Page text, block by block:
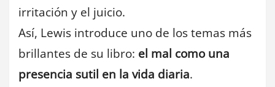
irritación y el juicio.
Así, Lewis introduce uno de los temas más
brillantes de su libro: el mal como una
presencia sutil en la vida diaria.